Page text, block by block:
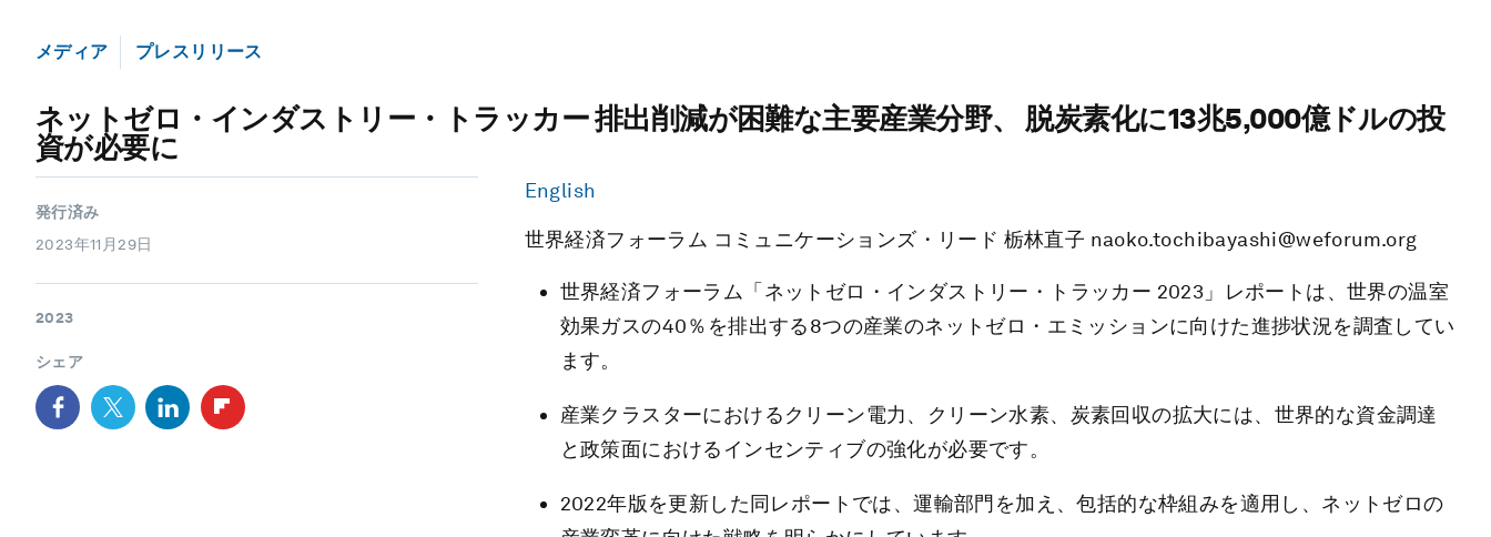
メディア プレスリリース
ネットゼロ・インダストリー・トラッカー 排出削減が困難な主要産業分野、 脱炭素化に13兆5,000億ドルの投
資が必要に
発行済み
2023年11月29日
2023
シェア
English
世界経済フォーラム コミュニケーションズ・リード 栃林直子 naoko.tochibayashi@weforum.org
世界経済フォーラム「ネットゼロ・インダストリー・トラッカー 2023」レポートは、世界の温室
効果ガスの40％を排出する8つの産業のネットゼロ・エミッションに向けた進捗状況を調査してい
ます。
産業クラスターにおけるクリーン電力、クリーン水素、炭素回収の拡大には、世界的な資金調達
と政策面におけるインセンティブの強化が必要です。
2022年版を更新した同レポートでは、運輸部門を加え、包括的な枠組みを適用し、ネットゼロの